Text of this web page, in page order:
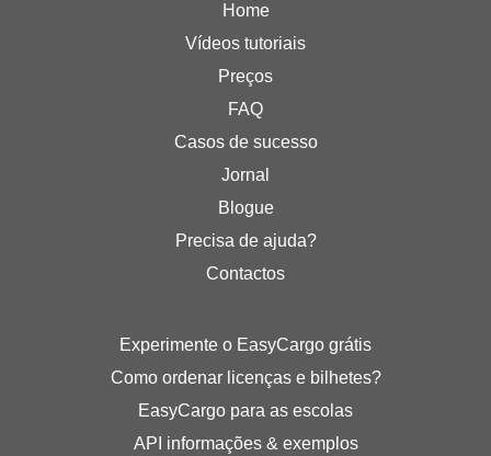
Home
Vídeos tutoriais
Preços
FAQ
Casos de sucesso
Jornal
Blogue
Precisa de ajuda?
Contactos
Experimente o EasyCargo grátis
Como ordenar licenças e bilhetes?
EasyCargo para as escolas
API informações & exemplos